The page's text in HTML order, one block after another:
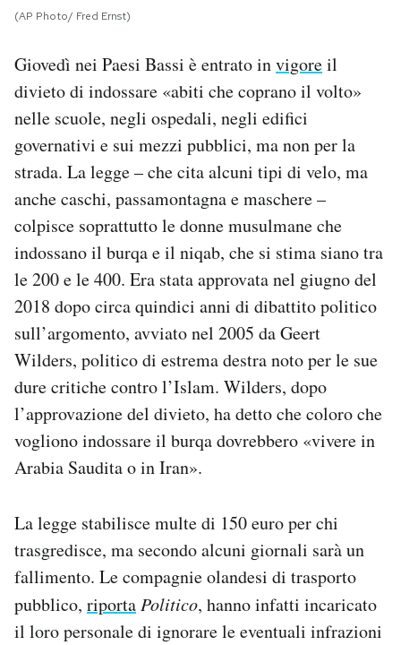
SHOP
CALENDARIO
AREA PERSONALE
Newsletter
Notifiche mobile
Regala il Post
Hai bisogno di aiuto?
Esci
(AP Photo/ Fred Ernst)
Giovedì nei Paesi Bassi è entrato invigoreil
divieto di indossare «abiti che coprano il volto»
nelle scuole, negli ospedali, negli edifici
governativi e sui mezzi pubblici, ma non per la
strada. La legge – che cita alcuni tipi di velo, ma
anche caschi, passamontagna e maschere –
colpisce soprattutto le donne musulmane che
indossano il burqa e il niqab, che si stima siano tra
le 200 e le 400. Era stata approvata nel giugno del
2018 dopo circa quindici anni di dibattito politico
sull’argomento, avviato nel 2005 da Geert
Wilders, politico di estrema destra noto per le sue
dure critiche contro l’Islam. Wilders, dopo
l’approvazione del divieto, ha detto che coloro che
vogliono indossare il burqa dovrebbero «vivere in
Arabia Saudita o in Iran».
La legge stabilisce multe di 150 euro per chi
trasgredisce, ma secondo alcuni giornali sarà un
fallimento. Le compagnie olandesi di trasporto
pubblico, riportaPolitico, hanno infatti incaricato
il loro personale di ignorare le eventuali infrazioni